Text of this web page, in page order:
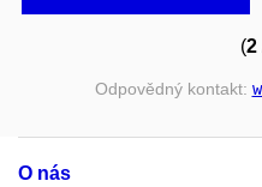
(2
Odpovědný kontakt:
O nás